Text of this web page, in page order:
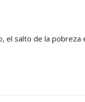
el salto de la